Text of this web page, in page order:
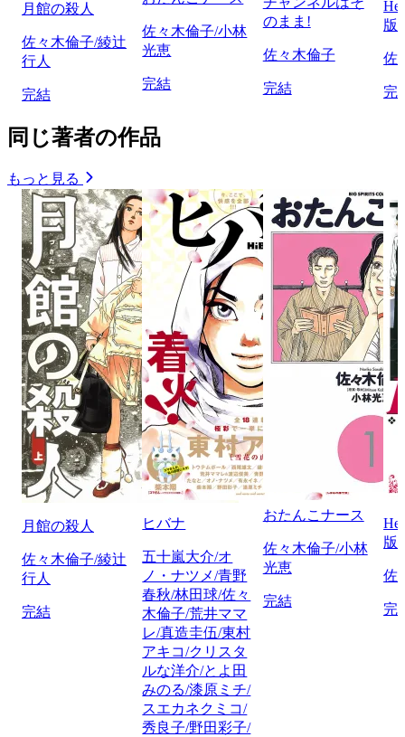
月館の殺人
佐々木倫子/綾辻
行人
完結
佐々木倫子/小林
光恵
完結
のまま!
佐々木倫子
完結
版
佐
完
同じ著者の作品
もっと見る
月館の殺人
佐々木倫子/綾辻
行人
完結
ヒバナ
五十嵐大介/オ
ノ・ナツメ/青野
春秋/林田球/佐々
木倫子/荒井ママ
レ/真造圭伍/東村
アキコ/クリスタ
ルな洋介/とよ田
みのる/漆原ミチ/
スエカネクミコ/
秀良子/野田彩子/
おたんこナース
佐々木倫子/小林
光恵
完結
版
佐
完